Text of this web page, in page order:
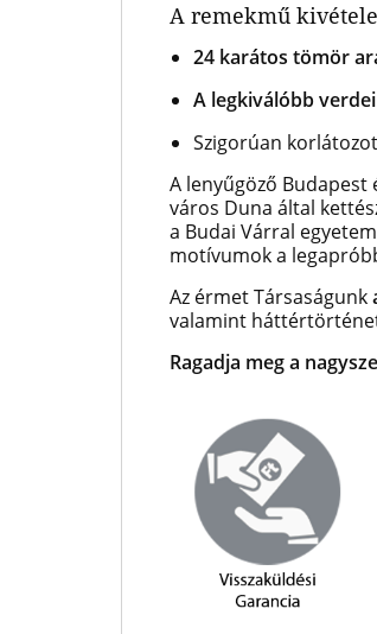
A remekmű
24 karátos tömör
A legkiválóbb
Szigorúan
A lenyűgöző
város Duna által
a Budai Várral
motívumok a
Az érmet Társaságunk
valamint
Ragadja meg a